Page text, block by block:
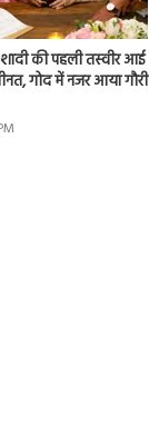
की पहली तस्वीर आई
गोद में नजर आया गौरी